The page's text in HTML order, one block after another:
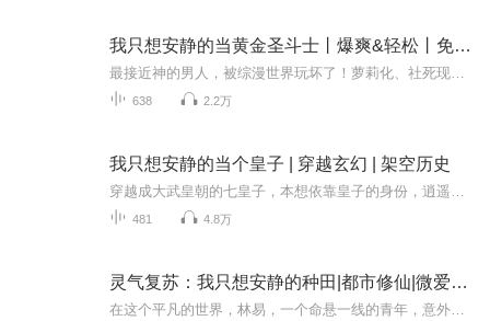
我只想安静的当黄金圣斗士丨爆爽&轻松丨免费有声剧
638 2.2万
我只想安静的当个皇子 | 穿越玄幻 | 架空历史
481 4.8万
灵气复苏：我只想安静的种田|都市修仙|微爱情|猥琐发育